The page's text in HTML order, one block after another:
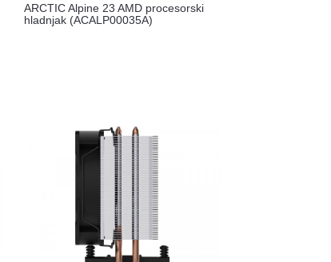
ARCTIC Alpine 23 AMD procesorski
hladnjak (ACALP00035A)